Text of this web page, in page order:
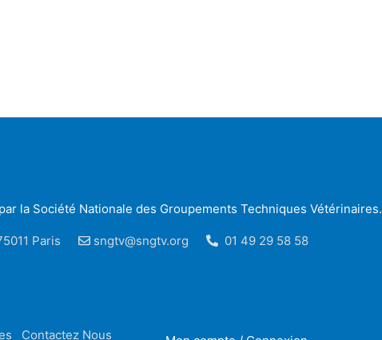
la Société Nationale des Groupements Techniques Vétérinaires.
Paris sngtv@sngtv.org
01 49 29 58 58
Contactez Nous